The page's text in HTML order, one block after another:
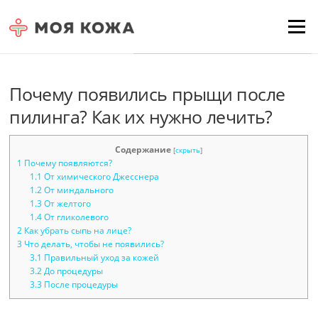
Menu
Почему появились прыщи после
пилинга? Как их нужно лечить?
Содержание [скрыть]
1 Почему появляются?
1.1 От химического Джесснера
1.2От миндального
1.3От желтого
1.4От гликолевого
2 Как убрать сыпь на лице?
3 Что делать, чтобы не появились?
3.1 Правильный уход за кожей
3.2До процедуры
3.3После процедуры
Для любых предложений по